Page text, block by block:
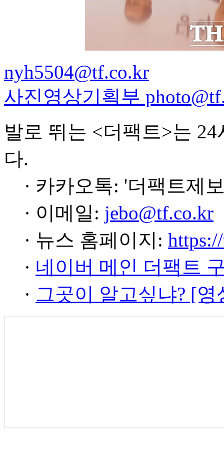
nyh5504@tf.co.kr
사진영상기획부
발로 뛰는 <더팩트>는
다.
· 카카오톡: '더팩트제
· 이메일: jebo@tf.co.kr
· 뉴스 홈페이지:
· 네이버 메인 더팩트
· 그곳이 알고싶냐? [